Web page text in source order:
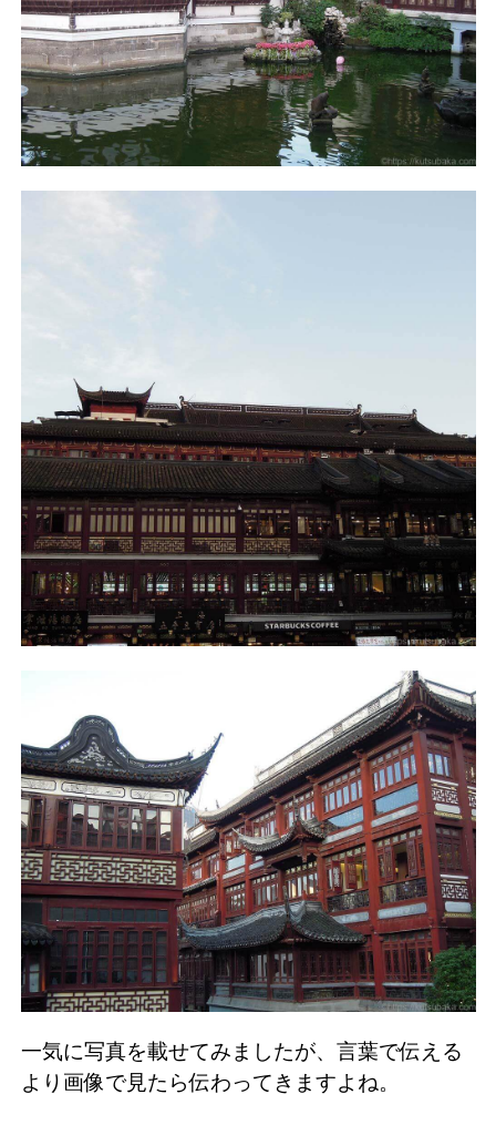
一気に写真を載せてみましたが、言葉で伝える
より画像で見たら伝わってきますよね。